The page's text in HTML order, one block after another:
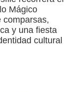
Mágico
comparsas,
y una fiesta
cultural